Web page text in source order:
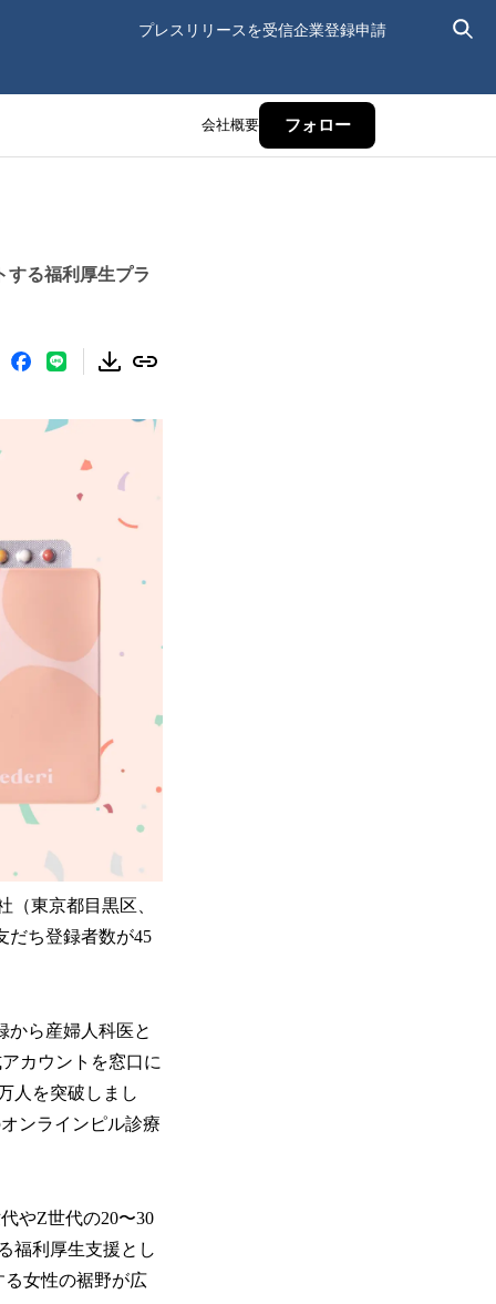
プレスリリースを受信企業登録申請
会社概要 フォロー
する福利厚生プラ
（東京都目黒区、
だち登録者数が45
から産婦人科医と
カウントを窓口に
人を突破しまし
ンラインピル診療
やZ世代の20〜30
福利厚生支援とし
る女性の裾野が広